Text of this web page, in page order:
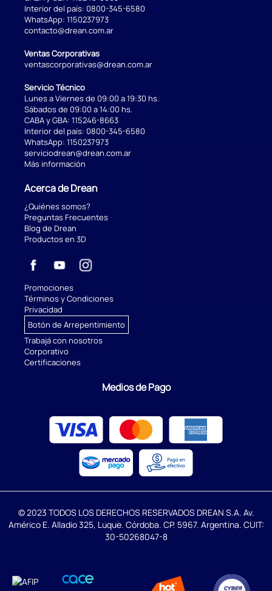
Interior del país: 0800-345-6580
WhatsApp: 1150237973
contacto@drean.com.ar
Ventas Corporativas
ventascorporativas@drean.com.ar
Servicio Técnico
Lunes a Viernes de 09:00 a 19:30 hs.
Sábados de 09:00 a 14:00 hs.
CABA y GBA: 115246-8663
Interior del país: 0800-345-6580
WhatsApp: 1150237973
serviciodrean@drean.com.ar
Más información
Acerca de Drean
¿Quiénes somos?
Preguntas Frecuentes
Blog de Drean
Productos en 3D
Promociones
Términos y Condiciones
Privacidad
Botón de Arrepentimiento
Trabajá con nosotros
Corporativo
Certificaciones
Medios de Pago
© 2023 TODOS LOS DERECHOS RESERVADOS DREAN S.A. Av.
Américo E. Alladio 325, Luque. Córdoba. CP. 5967. Argentina. CUIT:
30-50268047-8